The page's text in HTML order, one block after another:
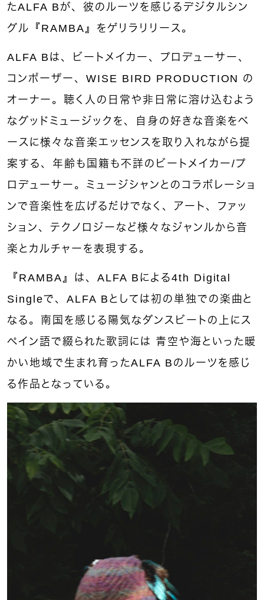
たALFA B が、彼のルーツを感じるデジタルシン
グル『RAMBA』 をゲリラリリース。
ALFA Bは、ビートメイカー、プロデューサー、
コンポーザー、WISE BIRD PRODUCTION の
オーナー。聴く人の日常や非日常に溶け込むよう
なグッドミュージックを、自身の好きな音楽をベ
ースに様々な音楽エッセンスを取り入れながら提
案する、年齢も国籍も不詳のビートメイカー/プ
ロデューサー。ミュージシャンとのコラボレーショ
ンで音楽性を広げるだけでなく、アート、ファッ
ション、テクノロジーなど様々なジャンルから音
楽とカルチャーを表現する。
『RAMBA 』は、ALFA Bによる4th Digital
Singleで、ALFA Bとしては初の単独での楽曲と
なる。南国を感じる陽気なダンスビートの上にス
ペイン語で綴られた歌詞には 青空や海といった暖
かい地域で生まれ育ったALFA Bのルーツを感じ
る作品となっている。